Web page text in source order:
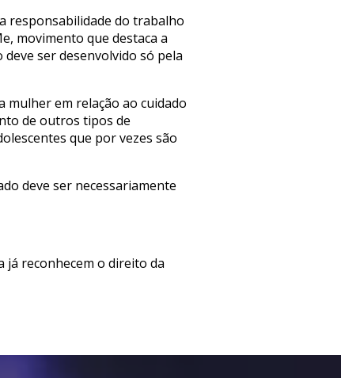
responsabilidade do trabalho
movimento que destaca a
ser desenvolvido só pela
mulher em relação ao cuidado
de outros tipos de
que por vezes são
deve ser necessariamente
já reconhecem o direito da